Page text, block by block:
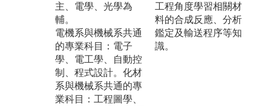
主、電學、光學為
輔。
電機系與機械系共通
的專業科目：電子
學、電工學、自動控
制、程式設計。化材
系與機械系共通的專
業科目：工程圖學、
工程角度學習相關材
料的合成反應、分析
鑑定及輸送程序等知
識。